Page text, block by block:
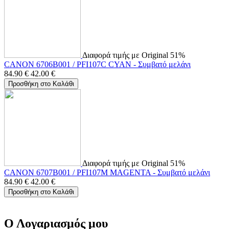
Διαφορά τιμής με Original 51%
CANON 6706B001 / PFI107C CYAN - Συμβατό μελάνι
84.90 € 42.00 €
Προσθήκη στο Καλάθι
Διαφορά τιμής με Original 51%
CANON 6707B001 / PFI107M MAGENTA - Συμβατό μελάνι
84.90 € 42.00 €
Προσθήκη στο Καλάθι
Ο Λογαριασμός μου